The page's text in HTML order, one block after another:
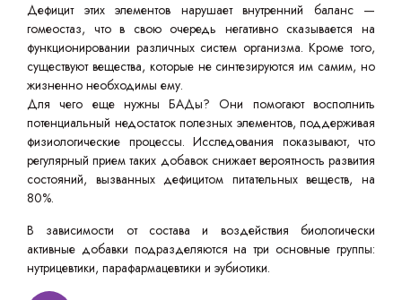
Дефицит этих элементов нарушает внутренний баланс —
гомеостаз, что в свою очередь негативно сказывается на
функционировании различных систем организма. Кроме того,
существуют вещества, которые не синтезируются им самим, но
жизненно необходимы ему.
Для чего еще нужны БАДы? Они помогают восполнить
потенциальный недостаток полезных элементов, поддерживая
физиологические процессы. Исследования показывают, что
регулярный прием таких добавок снижает вероятность развития
состояний, вызванных дефицитом питательных веществ, на
80%.
В зависимости от состава и воздействия биологически
активные добавки подразделяются на три основные группы:
нутрицевтики, парафармацевтики и эубиотики.